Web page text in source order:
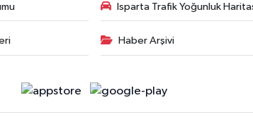
Isparta Trafik Yoğunluk
Haber Arşivi